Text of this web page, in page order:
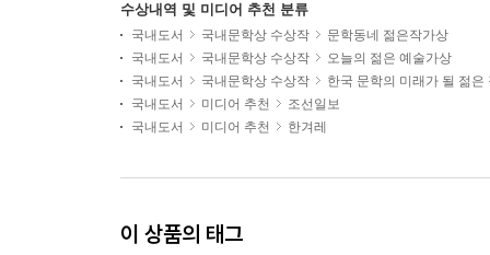
수상내역 및 미디어 추천 분류
국내도서 국내문학상 수상작
문학동네 젊은작가상
국내도서
국내문학상 수상작
오늘의 젊은 예술가상
국내도서
국내문학상 수상작
한국 문학의 미래가 될 젊은
국내도서
미디어 추천
조선일보
국내도서
미디어 추천 한겨레
이 상품의 태그